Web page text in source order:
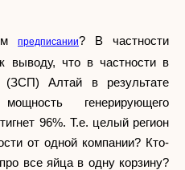
предписании? В частности
выводу, что в частности в
(ЗСП) Алтай в результате
генерирующего
96%. Т.е. целый регион
от одной компании? Кто-
все яйца в одну корзину?